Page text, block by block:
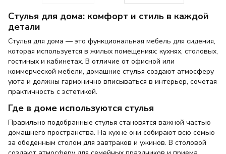
Стулья для дома: комфорт и стиль в каждой
детали
Стулья для дома — это функциональная мебель для сидения,
которая используется в жилых помещениях: кухнях, столовых,
гостиных и кабинетах. В отличие от офисной или
коммерческой мебели, домашние стулья создают атмосферу
уюта и должны гармонично вписываться в интерьер, сочетая
практичность с эстетикой.
Где в доме используются стулья
Правильно подобранные стулья становятся важной частью
домашнего пространства. На кухне они собирают всю семью
за обеденным столом для завтраков и ужинов. В столовой